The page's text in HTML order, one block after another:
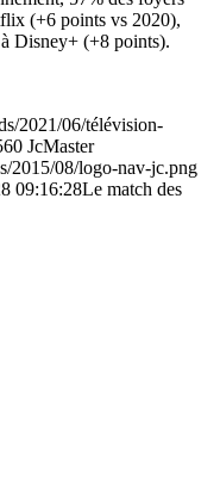
(+6 points vs 2020),
Disney+ (+8 points).
2021/06/télévision-
JcMaster
2015/08/logo-nav-jc.png
09:16:28Le match des